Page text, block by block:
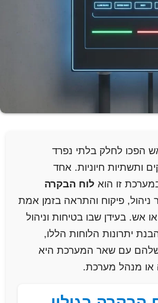
אש הפכו לחלק בלתי נפרד
ותשתיות חיוניות. אחד
זו הוא לוח הבקרה
פיקוח והתראה בזמן אמת
אש. בעידן שבו בטיחות וניהול
יתרונות הלוחות הללו,
שלהם עם שאר המערכת היא
או מנהל מערכת.